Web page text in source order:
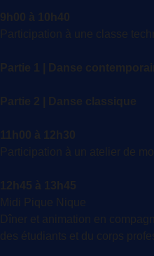
9h00 à 10h40
Participation à une classe
Partie 1 | Danse
Partie 2 | Danse classique
11h00 à 12h30
Participation à un atelier de
12h45 à 13h45
Midi Pique Nique
Dîner et animation en
des étudiants et du corps